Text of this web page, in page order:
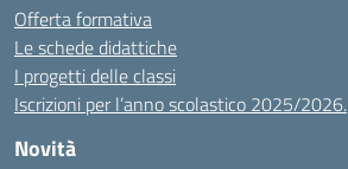
Offerta formativa
Le schede didattiche
I progetti delle classi
Iscrizioni per l’anno scolastico 2025/2026.
Novità